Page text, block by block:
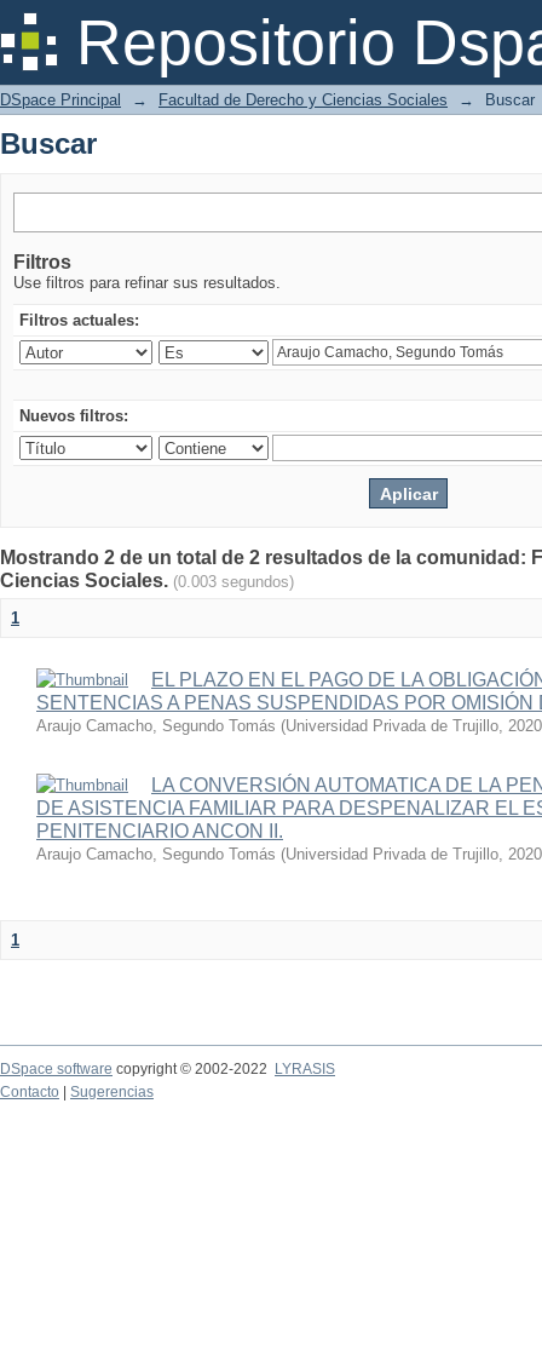
Repositorio
Buscar
DSpace Principal → Facultad de Derecho y Ciencias Sociales → Buscar
Buscar
Filtros
Use filtros para refinar sus resultados.
Filtros actuales:
Nuevos filtros:
Mostrando 2 de un total de 2 resultados de la comunidad:
Ciencias Sociales. (0.003 segundos)
1
EL PLAZO EN EL PAGO DE LA
SENTENCIAS A PENAS SUSPENDIDAS POR OMISIÓN
Araujo Camacho, Segundo Tomás (Universidad Privada de Trujillo, 2020
LA CONVERSIÓN AUTOMATICA DE LA
DE ASISTENCIA FAMILIAR PARA DESPENALIZAR EL
PENITENCIARIO ANCON II.
Araujo Camacho, Segundo Tomás (Universidad Privada de Trujillo, 2020
1
DSpace software copyright © 2002-2022
LYRASIS
Contacto
Sugerencias